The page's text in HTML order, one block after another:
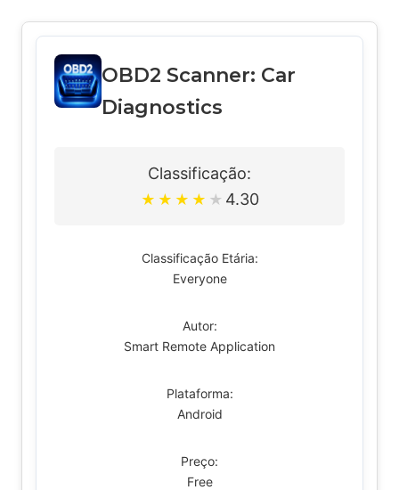
OBD2 Scanner: Car
Diagnostics
Classificação:
★ ★ ★ ★ ★ 4.30
Classificação Etária:
Everyone
Autor:
Smart Remote Application
Plataforma:
Android
Preço:
Free